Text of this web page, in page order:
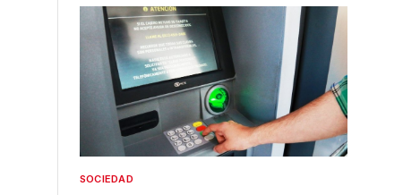
SOCIEDAD